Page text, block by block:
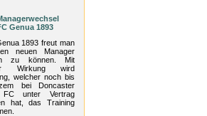
Genua 1893
1893 freut man
neuen Manager
zu können. Mit
Wirkung wird
welcher noch bis
bei Doncaster
FC unter Vertrag
hat, das Training